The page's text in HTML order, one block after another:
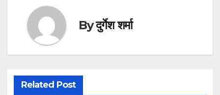
Byदुर्गेश शर्मा
Related Post